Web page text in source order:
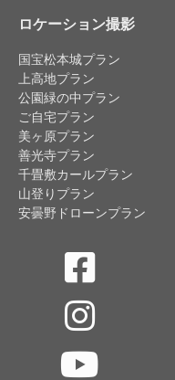
ロケーション撮影
国宝松本城プラン
上高地プラン
公園緑の中プラン
ご自宅プラン
美ヶ原プラン
善光寺プラン
千畳敷カールプラン
山登りプラン
安曇野ドローンプラン